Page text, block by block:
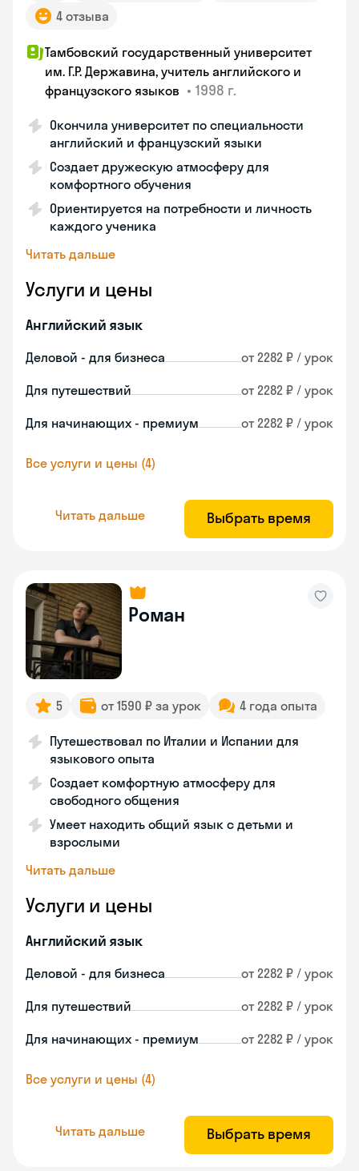
4 отзыва
Тамбовский государственный университет
им. Г.Р. Державина, учитель английского и
французского языков • 1998 г.
Окончила университет по специальности
английский и французский языки
Создает дружескую атмосферу для
комфортного обучения
Ориентируется на потребности и личность
каждого ученика
Читать дальше
Услуги и цены
Английский язык
Деловой - для бизнеса от 2282 ₽ / урок
Для путешествий от 2282 ₽ / урок
Для начинающих - премиум от 2282 ₽ / урок
Все услуги и цены (4)
Читать дальше Выбрать время
Роман
5 от 1590 ₽ за урок 4 года опыта
Путешествовал по Италии и Испании для
языкового опыта
Создает комфортную атмосферу для
свободного общения
Умеет находить общий язык с детьми и
взрослыми
Читать дальше
Услуги и цены
Английский язык
Деловой - для бизнеса от 2282 ₽ / урок
Для путешествий от 2282 ₽ / урок
Для начинающих - премиум от 2282 ₽ / урок
Все услуги и цены (4)
Читать дальше Выбрать время